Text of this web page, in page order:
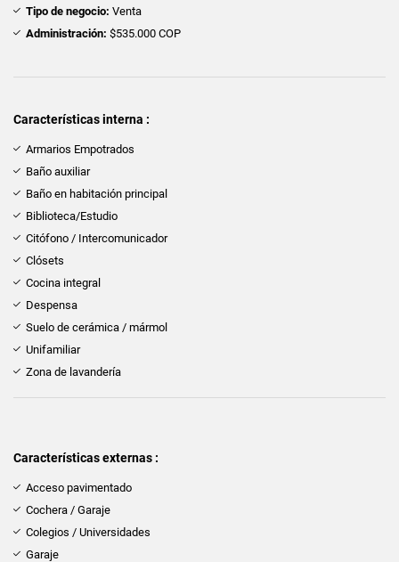
Tipo de negocio: Venta
Administración: $535.000 COP
Características interna :
Armarios Empotrados
Baño auxiliar
Baño en habitación principal
Biblioteca/Estudio
Citófono / Intercomunicador
Clósets
Cocina integral
Despensa
Suelo de cerámica / mármol
Unifamiliar
Zona de lavandería
Características externas :
Acceso pavimentado
Cochera / Garaje
Colegios / Universidades
Garaje